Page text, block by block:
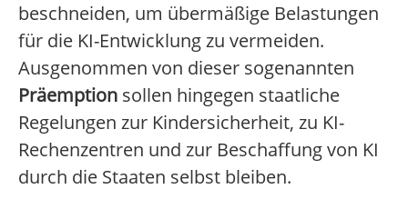
beschneiden, um übermäßige Belastungen
für die KI-Entwicklung zu vermeiden.
Ausgenommen von dieser sogenannten
Präemption sollen hingegen staatliche
Regelungen zur Kindersicherheit, zu KI-
Rechenzentren und zur Beschaffung von KI
durch die Staaten selbst bleiben.